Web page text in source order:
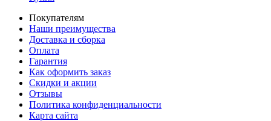
Покупателям
Наши преимущества
Доставка и сборка
Оплата
Гарантия
Как оформить заказ
Скидки и акции
Отзывы
Политика конфиденциальности
Карта сайта